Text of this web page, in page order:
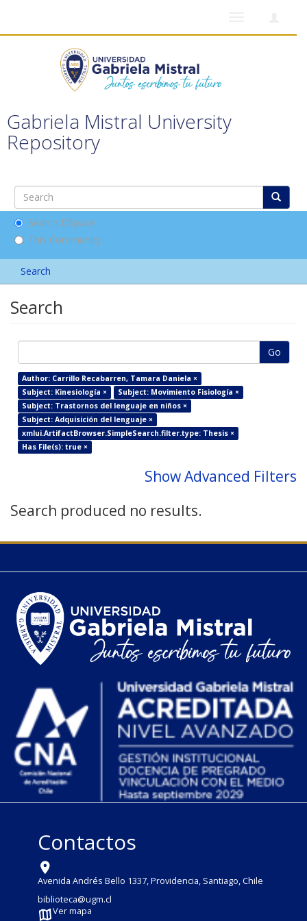
Gabriela Mistral University
Repository
Search DSpace
This Community
Search
Search
Go
Author: Carrillo Recabarren, Tamara Daniela ×
Subject: Kinesiología ×
Subject: Movimiento Fisiología ×
Subject: Trastornos del lenguaje en niños ×
Subject: Adquisición del lenguaje ×
xmlui.ArtifactBrowser.SimpleSearch.filter.type: Thesis ×
Has File(s): true ×
Show Advanced Filters
Search produced no results.
Contactos
Avenida Andrés Bello 1337, Providencia, Santiago, Chile
biblioteca@ugm.cl
Ver mapa